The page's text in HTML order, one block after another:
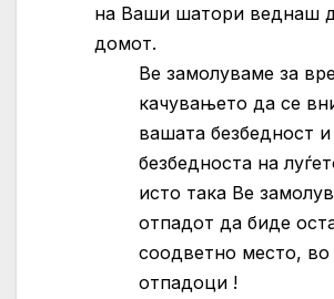
на Ваши шатори веднаш
домот.
Ве замолуваме за
качувањето да се
вашата безбедност
безбедноста на
исто така Ве
отпадот да биде
соодветно место, во
отпадоци !